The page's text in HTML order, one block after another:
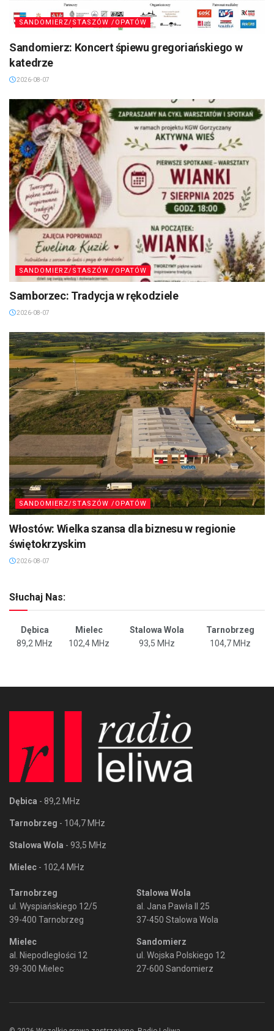
SANDOMIERZ/STASZÓW /OPATÓW
Sandomierz: Koncert śpiewu gregoriańskiego w
katedrze
2026-08-07
SANDOMIERZ/STASZÓW /OPATÓW
Samborzec: Tradycja w rękodziele
2026-08-07
SANDOMIERZ/STASZÓW /OPATÓW
Włostów: Wielka szansa dla biznesu w regionie
świętokrzyskim
2026-08-07
Słuchaj Nas:
Dębica Mielec Stalowa Wola
Tarnobrzeg
89,2 MHz
102,4 MHz 93,5 MHz 104,7 MHz
Dębica - 89,2 MHz
Tarnobrzeg - 104,7 MHz
Stalowa Wola - 93,5 MHz
Mielec - 102,4 MHz
Tarnobrzeg
ul. Wyspiańskiego 12/5
39-400 Tarnobrzeg
Mielec
al. Niepodległości 12
39-300 Mielec
Stalowa Wola
al. Jana Pawła II 25
37-450 Stalowa Wola
Sandomierz
ul. Wojska Polskiego 12
27-600 Sandomierz